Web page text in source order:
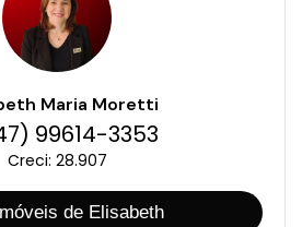
Maria Moretti
99614-3353
Creci: 28.907
de Elisabeth